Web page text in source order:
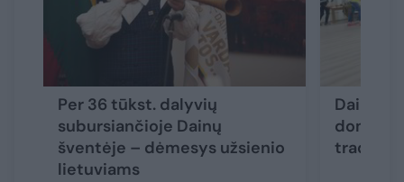
Per 36 tūkst. dalyvių
subursiančioje Dainų
šventėje – dėmesys užsienio
lietuviams
Dainų
domėtis